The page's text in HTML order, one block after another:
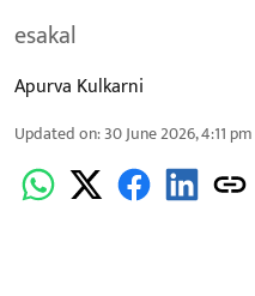
esakal
Apurva Kulkarni
Updated on:30 June 2026, 4:11 pm